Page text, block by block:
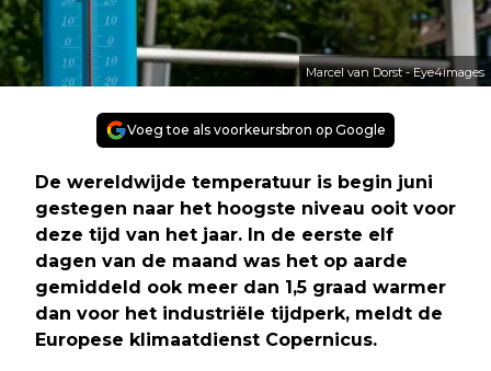
Marcel van Dorst - Eye4images
Voeg toe als voorkeursbron op Google
De wereldwijde temperatuur is begin juni
gestegen naar het hoogste niveau ooit voor
deze tijd van het jaar. In de eerste elf
dagen van de maand was het op aarde
gemiddeld ook meer dan 1,5 graad warmer
dan voor het industriële tijdperk, meldt de
Europese klimaatdienst Copernicus.